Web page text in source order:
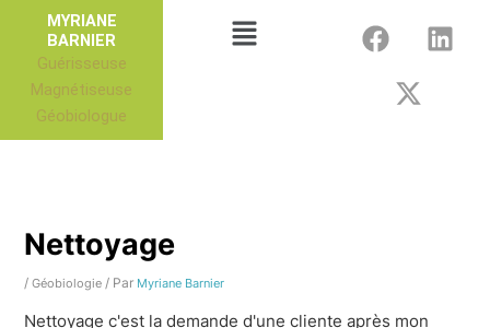
contenu
MYRIANE
BARNIER
Guérisseuse
Magnétiseuse
Géobiologue
Menu
F
a
L
i
t
w
Nettoyage
/Géobiologie / Par Myriane Barnier
Nettoyage c'est la demande d'une cliente après mon